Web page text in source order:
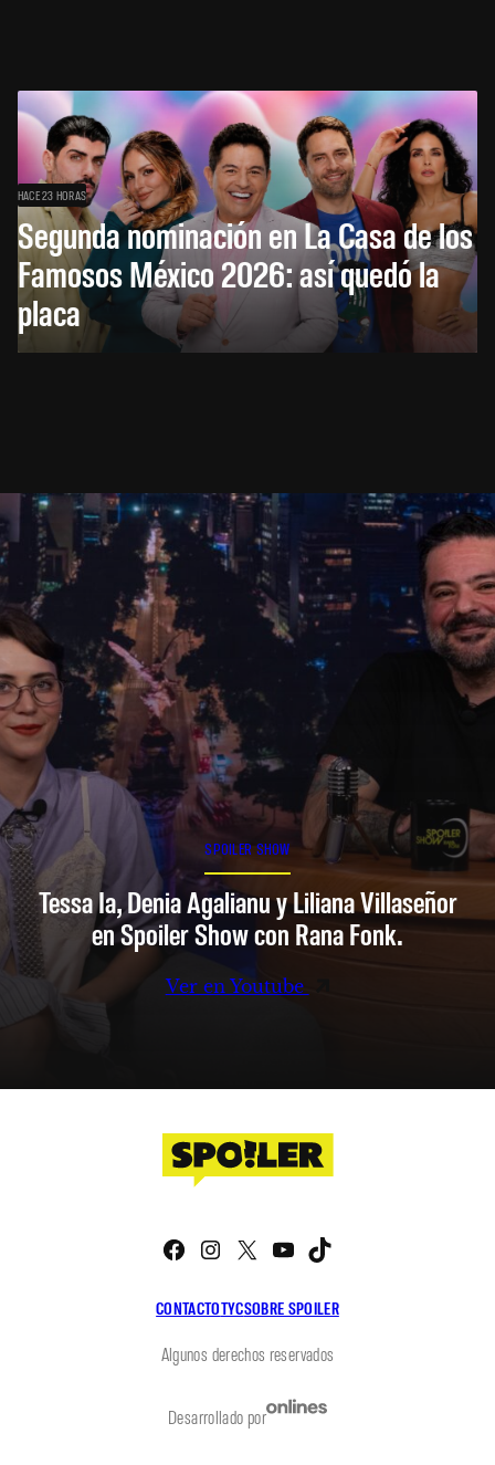
HACE 23 HORAS
Segunda nominación en La Casa de los
Famosos México 2026: así quedó la
placa
SPOILER SHOW
Tessa Ia, Denia Agalianu y Liliana Villaseñor
en Spoiler Show con Rana Fonk.
Ver en Youtube
CONTACTOTYCSOBRE SPOILER
Facebook
Instagram
X YouTube
Algunos derechos reservados
Desarrollado por